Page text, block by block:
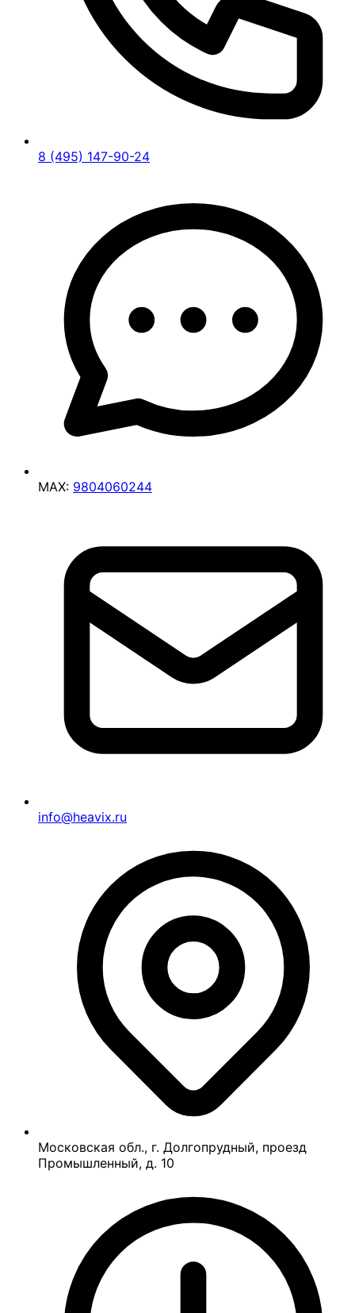
8 (495) 147-90-24
MAX: 9804060244
info@heavix.ru
Московская обл., г. Долгопрудный, проезд
Промышленный, д. 10